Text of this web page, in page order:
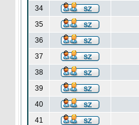
34
35
36
37
38
39
40
41